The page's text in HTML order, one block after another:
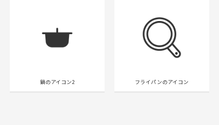
鍋のアイコン2 フライパンのアイコン